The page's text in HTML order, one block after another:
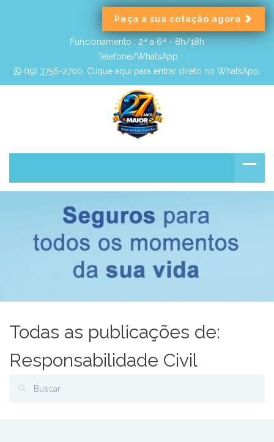
Peça a sua cotação agora
Funcionamento :2ª a 6ª - 8h/18h
Telefone/WhatsApp :
(19) 3756-2700. Clique aqui para entrar direto no WhatsApp.
Todas as publicações de:
Responsabilidade Civil